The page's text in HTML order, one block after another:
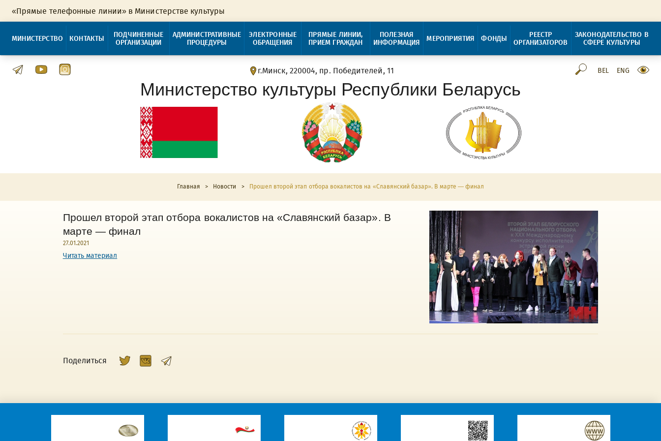
«Прямые телефонные линии» в Министерстве культуры
МИНИСТЕРСТВО КОНТАКТЫ
ПОДЧИНЕННЫЕ
ОРГАНИЗАЦИИ
АДМИНИСТРАТИВНЫЕ
ПРОЦЕДУРЫ
ЭЛЕКТРОННЫЕ
ОБРАЩЕНИЯ
ПРЯМЫЕ ЛИНИИ,
ПРИЕМ ГРАЖДАН
ПОЛЕЗНАЯ
ИНФОРМАЦИЯ
МЕРОПРИЯТИЯ ФОНДЫ
РЕЕСТР
ОРГАНИЗАТОРОВ
ЗАКОНОДАТЕЛЬСТВО В
СФЕРЕ КУЛЬТУРЫ
г.Минск, 220004, пр. Победителей, 11 BEL ENG
Министерство культуры Республики Беларусь
Главная > Новости > Прошел второй этап отбора вокалистов на «Славянский базар». В марте — финал
Прошел второй этап отбора вокалистов на «Славянский базар». В
марте — финал
27.01.2021
Читать материал
Поделиться